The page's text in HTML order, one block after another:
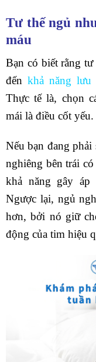
Tư thế ngủ
máu
Bạn có biết rằng
đến khả năng lưu
Thực tế là, chọn
mái là điều cốt yếu.
Nếu bạn đang
nghiêng bên trái
khả năng gây
Ngược lại, ngủ
hơn, bởi nó giữ
động của tim hiệu